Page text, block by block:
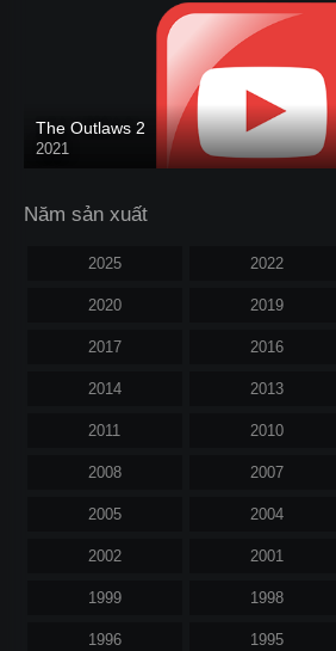
The Outlaws 2
2021
Năm sản xuất
2025 2022
2020 2019
2017 2016
2014 2013
2011 2010
2008 2007
2005 2004
2002 2001
1999 1998
1996 1995